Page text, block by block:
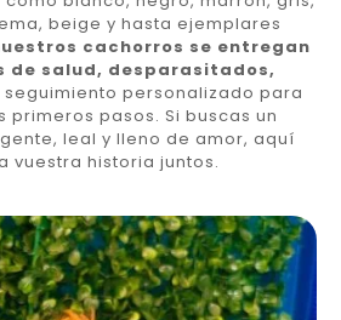
beige y hasta ejemplares
cachorros se entregan
de salud, desparasitados,
seguimiento personalizado para
primeros pasos. Si buscas un
leal y lleno de amor, aquí
vuestra historia juntos.